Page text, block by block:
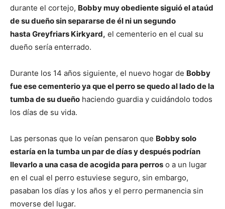
durante el cortejo, Bobby muy obediente siguió el ataúd
de su dueño sin separarse de él ni un segundo
hasta Greyfriars Kirkyard, el cementerio en el cual su
dueño sería enterrado.
Durante los 14 años siguiente, el nuevo hogar de Bobby
fue ese cementerio ya que el perro se quedo al lado de la
tumba de su dueño haciendo guardia y cuidándolo todos
los días de su vida.
Las personas que lo veían pensaron que Bobby solo
estaría en la tumba un par de días y después podrían
llevarlo a una casa de acogida para perros o a un lugar
en el cual el perro estuviese seguro, sin embargo,
pasaban los días y los años y el perro permanencia sin
moverse del lugar.